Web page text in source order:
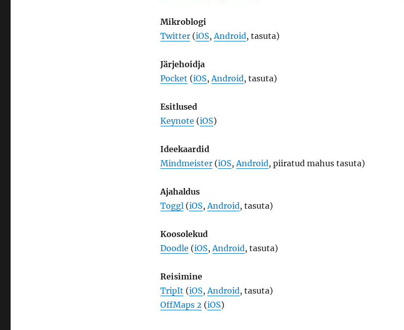
Mikroblogi
Twitter(iOS, Android, tasuta)
Järjehoidja
Pocket (iOS, Android, tasuta)
Esitlused
Keynote (iOS)
Ideekaardid
Mindmeister(iOS, Android, piiratud mahus tasuta)
Ajahaldus
Toggl (iOS, Android, tasuta)
Koosolekud
Doodle (iOS, Android, tasuta)
Reisimine
TripIt (iOS, Android, tasuta)
OffMaps 2 (iOS)